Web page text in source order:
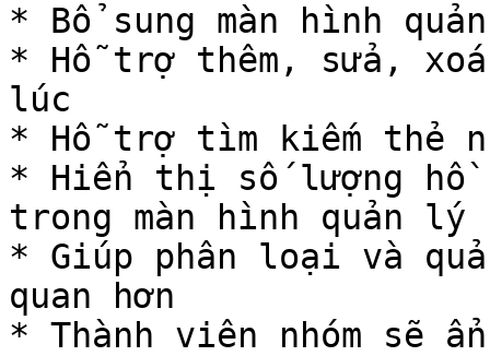
* Bổ sung màn hình
* Hỗ trợ thêm, sửa,
lúc
* Hỗ trợ tìm kiếm thẻ
* Hiển thị số lượng hồ
trong màn hình quản lý
* Giúp phân loại và
quan hơn
* Thành viên nhóm sẽ